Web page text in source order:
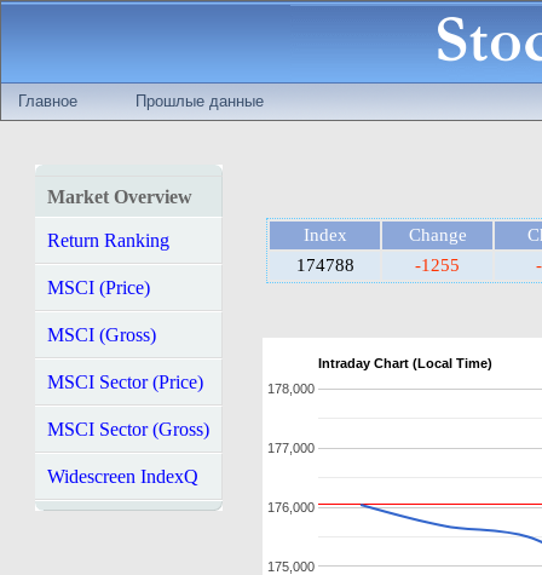
Главное Прошлые данные
Market Overview
Return Ranking
MSCI (Price)
MSCI (Gross)
MSCI Sector (Price)
MSCI Sector (Gross)
Widescreen IndexQ
Index Change
174788
-1255
Intraday Chart (Local Time)
175,000
176,000
177,000
178,000